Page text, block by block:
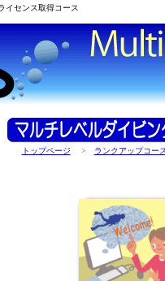
イセンス取得コース
トップページ > ランクアップコース